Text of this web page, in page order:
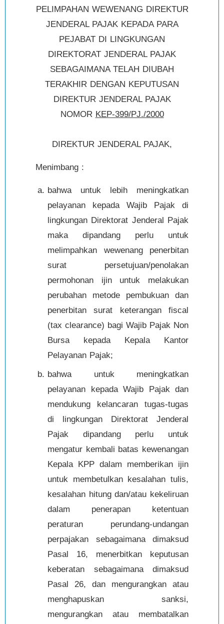
PELIMPAHAN WEWENANG DIREKTUR
JENDERAL PAJAK KEPADA PARA
PEJABAT DI LINGKUNGAN
DIREKTORAT JENDERAL PAJAK
SEBAGAIMANA TELAH DIUBAH
TERAKHIR DENGAN KEPUTUSAN
DIREKTUR JENDERAL PAJAK
NOMOR KEP-399/PJ./2000
DIREKTUR JENDERAL PAJAK,
Menimbang :
bahwa untuk lebih meningkatkan
pelayanan kepada Wajib Pajak di
lingkungan Direktorat Jenderal Pajak
maka dipandang perlu untuk
melimpahkan wewenang penerbitan
surat persetujuan/penolakan
permohonan ijin untuk melakukan
perubahan metode pembukuan dan
penerbitan surat keterangan fiscal
(tax clearance) bagi Wajib Pajak Non
Bursa kepada Kepala Kantor
Pelayanan Pajak;
bahwa untuk meningkatkan
pelayanan kepada Wajib Pajak dan
mendukung kelancaran tugas-tugas
di lingkungan Direktorat Jenderal
Pajak dipandang perlu untuk
mengatur kembali batas kewenangan
Kepala KPP dalam memberikan ijin
untuk membetulkan kesalahan tulis,
kesalahan hitung dan/atau kekeliruan
dalam penerapan ketentuan
peraturan perundang-undangan
perpajakan sebagaimana dimaksud
Pasal 16, menerbitkan keputusan
keberatan sebagaimana dimaksud
Pasal 26, dan mengurangkan atau
menghapuskan sanksi,
mengurangkan atau membatalkan